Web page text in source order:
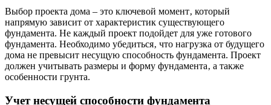
Выбор проекта дома – это ключевой момент‚ который
напрямую зависит от характеристик существующего
фундамента. Не каждый проект подойдет для уже готового
фундамента. Необходимо убедиться‚ что нагрузка от будущего
дома не превысит несущую способность фундамента. Проект
должен учитывать размеры и форму фундамента‚ а также
особенности грунта.
Учет несущей способности фундамента